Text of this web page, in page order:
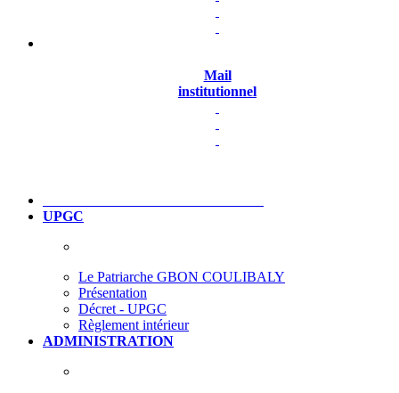
Mail
institutionnel
UPGC
Le Patriarche GBON COULIBALY
Présentation
Décret - UPGC
Règlement intérieur
ADMINISTRATION